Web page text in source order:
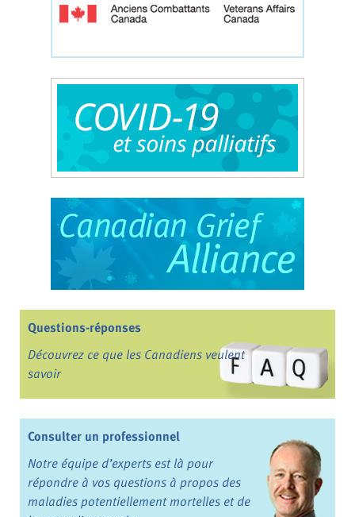
Questions-réponses
Découvrez ce que les Canadiens veulent
savoir
Consulter un professionnel
Notre équipe d’experts est là pour
répondre à vos questions à propos des
maladies potentiellement mortelles et de